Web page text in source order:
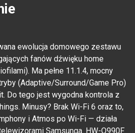
ewolucja domowego zestawu
fanów dźwięku home
Ma pełne 11.1.4, mocny
(Adaptive/Surround/Game Pro)
Do tego jest wygodna kontrola z
Minusy? Brak Wi-Fi 6 oraz to,
i Atmos po Wi-Fi — działa
Samsunga. HW-Q990F